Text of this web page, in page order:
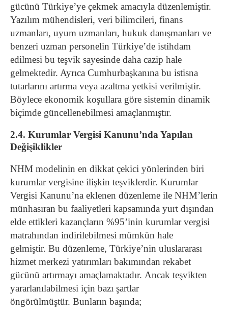
gücünü Türkiye’ye çekmek amacıyla düzenlemiştir.
Yazılım mühendisleri, veri bilimcileri, finans
uzmanları, uyum uzmanları, hukuk danışmanları ve
benzeri uzman personelin Türkiye’de istihdam
edilmesi bu teşvik sayesinde daha cazip hale
gelmektedir. Ayrıca Cumhurbaşkanına bu istisna
tutarlarını artırma veya azaltma yetkisi verilmiştir.
Böylece ekonomik koşullara göre sistemin dinamik
biçimde güncellenebilmesi amaçlanmıştır.
2.4. Kurumlar Vergisi Kanunu’nda Yapılan
Değişiklikler
NHM modelinin en dikkat çekici yönlerinden biri
kurumlar vergisine ilişkin teşviklerdir. Kurumlar
Vergisi Kanunu’na eklenen düzenleme ile NHM’lerin
münhasıran bu faaliyetleri kapsamında yurt dışından
elde ettikleri kazançların %95’inin kurumlar vergisi
matrahından indirilebilmesi mümkün hale
gelmiştir. Bu düzenleme, Türkiye’nin uluslararası
hizmet merkezi yatırımları bakımından rekabet
gücünü artırmayı amaçlamaktadır. Ancak teşvikten
yararlanılabilmesi için bazı şartlar
öngörülmüştür. Bunların başında;